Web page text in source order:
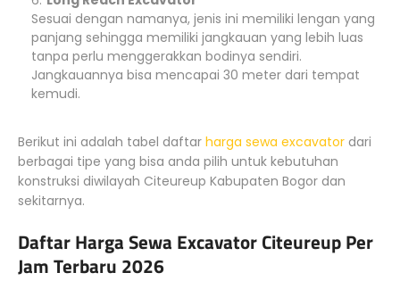
Sesuai dengan namanya, jenis ini memiliki lengan yang
panjang sehingga memiliki jangkauan yang lebih luas
tanpa perlu menggerakkan bodinya sendiri.
Jangkauannya bisa mencapai 30 meter dari tempat
kemudi.
Berikut ini adalah tabel daftar harga sewa excavator dari
berbagai tipe yang bisa anda pilih untuk kebutuhan
konstruksi diwilayah Citeureup Kabupaten Bogor dan
sekitarnya.
Daftar Harga Sewa Excavator Citeureup Per
Jam Terbaru 2026